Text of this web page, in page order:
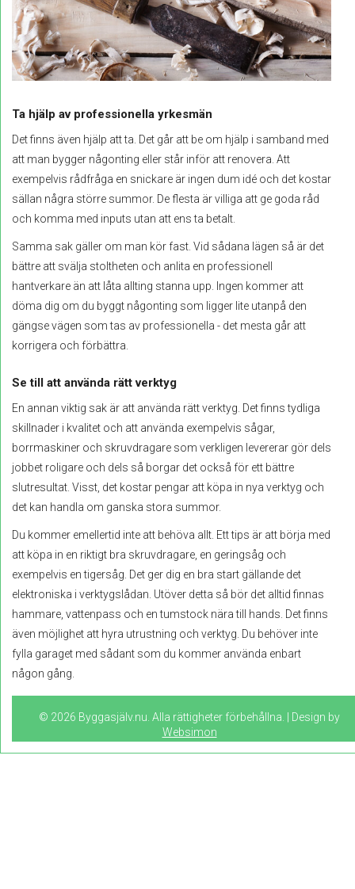
Ta hjälp av professionella yrkesmän
Det finns även hjälp att ta. Det går att be om hjälp i samband med
att man bygger någonting eller står inför att renovera. Att
exempelvis rådfråga en snickare är ingen dum idé och det kostar
sällan några större summor. De flesta är villiga att ge goda råd
och komma med inputs utan att ens ta betalt.
Samma sak gäller om man kör fast. Vid sådana lägen så är det
bättre att svälja stoltheten och anlita en professionell
hantverkare än att låta allting stanna upp. Ingen kommer att
döma dig om du byggt någonting som ligger lite utanpå den
gängse vägen som tas av professionella - det mesta går att
korrigera och förbättra.
Se till att använda rätt verktyg
En annan viktig sak är att använda rätt verktyg. Det finns tydliga
skillnader i kvalitet och att använda exempelvis sågar,
borrmaskiner och skruvdragare som verkligen levererar gör dels
jobbet roligare och dels så borgar det också för ett bättre
slutresultat. Visst, det kostar pengar att köpa in nya verktyg och
det kan handla om ganska stora summor.
Du kommer emellertid inte att behöva allt. Ett tips är att börja med
att köpa in en riktigt bra skruvdragare, en geringsåg och
exempelvis en tigersåg. Det ger dig en bra start gällande det
elektroniska i verktygslådan. Utöver detta så bör det alltid finnas
hammare, vattenpass och en tumstock nära till hands. Det finns
även möjlighet att hyra utrustning och verktyg. Du behöver inte
fylla garaget med sådant som du kommer använda enbart
någon gång.
© 2026 Byggasjälv.nu. Alla rättigheter förbehållna. | Design by
Websimon